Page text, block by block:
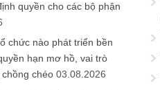
quyền cho các bộ phận
chức nào phát triển bền
hạn mơ hồ, vai trò
chéo 03.08.2026